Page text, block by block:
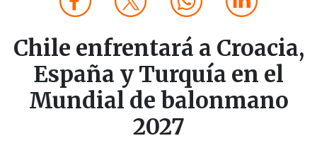
Chile enfrentará a Croacia,
España y Turquía en el
Mundial de balonmano
2027